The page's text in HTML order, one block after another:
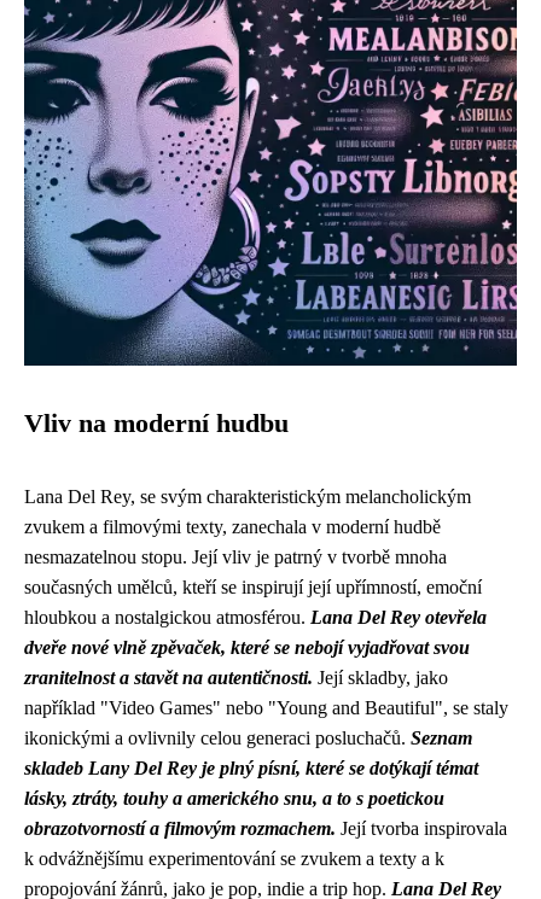
Vliv na moderní hudbu
Lana Del Rey, se svým charakteristickým melancholickým
zvukem a filmovými texty, zanechala v moderní hudbě
nesmazatelnou stopu. Její vliv je patrný v tvorbě mnoha
současných umělců, kteří se inspirují její upřímností, emoční
hloubkou a nostalgickou atmosférou. Lana Del Rey otevřela
dveře nové vlně zpěvaček, které se nebojí vyjadřovat svou
zranitelnost a stavět na autentičnosti. Její skladby, jako
například "Video Games" nebo "Young and Beautiful", se staly
ikonickými a ovlivnily celou generaci posluchačů. Seznam
skladeb Lany Del Rey je plný písní, které se dotýkají témat
lásky, ztráty, touhy a amerického snu, a to s poetickou
obrazotvorností a filmovým rozmachem. Její tvorba inspirovala
k odvážnějšímu experimentování se zvukem a texty a k
propojování žánrů, jako je pop, indie a trip hop. Lana Del Rey